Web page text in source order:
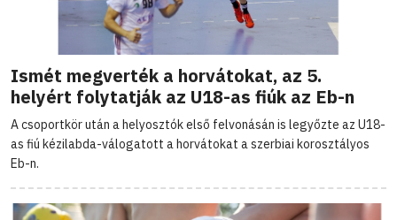
Ismét megverték a horvátokat, az 5.
helyért folytatják az U18-as fiúk az Eb-n
A csoportkör után a helyosztók első felvonásán is legyőzte az U18-
as fiú kézilabda-válogatott a horvátokat a szerbiai korosztályos
Eb-n.